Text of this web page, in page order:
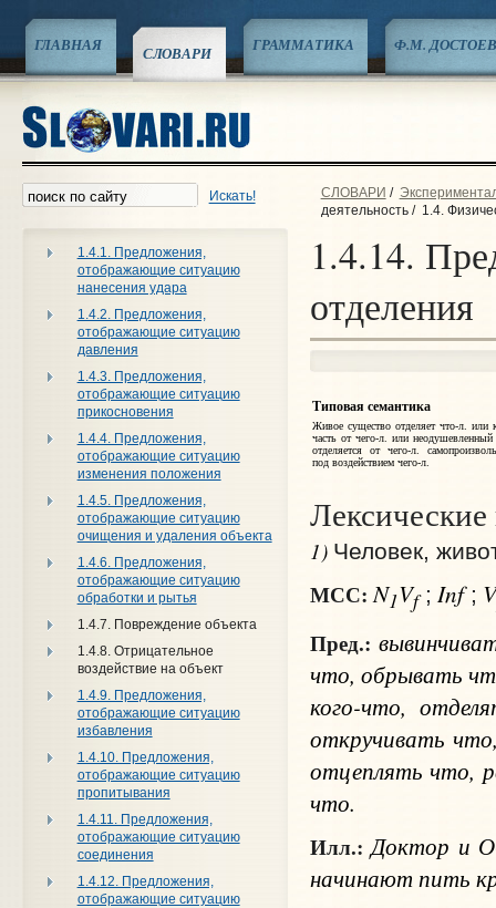
ГЛАВНАЯ СЛОВАРИ ГРАММАТИКА Ф.М.
Искать!
1.4.1. Предложения,
отображающие ситуацию
нанесения удара
1.4.2. Предложения,
отображающие ситуацию
давления
1.4.3. Предложения,
отображающие ситуацию
прикосновения
1.4.4. Предложения,
отображающие ситуацию
изменения положения
1.4.5. Предложения,
отображающие ситуацию
очищения и удаления объекта
1.4.6. Предложения,
отображающие ситуацию
обработки и рытья
1.4.7. Повреждение объекта
1.4.8. Отрицательное
воздействие на объект
1.4.9. Предложения,
отображающие ситуацию
избавления
1.4.10. Предложения,
отображающие ситуацию
пропитывания
1.4.11. Предложения,
отображающие ситуацию
соединения
1.4.12. Предложения,
отображающие ситуацию
СЛОВАРИ /
деятельность/ 1.4.
1.4.14.
отделения
Типовая семантика
Живое существо отделяет что‑л. или
часть от чего‑л. или неодушевленный
отделяется от чего‑л.
под воздействием чего‑л.
1) Человек,
МСС: N1Vf; Inf; V
Пред.:
что, обрывать
кого-что,
откручиватьчто
отцеплятьчто,
что.
Илл.: Доктор и
начинают пить